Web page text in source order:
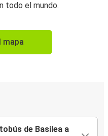
todo el mundo.
mapa
de Basilea a